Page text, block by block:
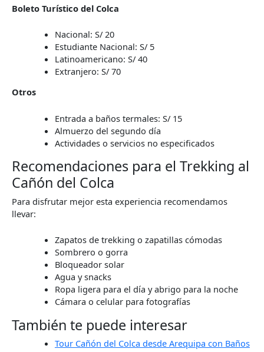
Boleto Turístico del Colca
Nacional: S/ 20
Estudiante Nacional: S/ 5
Latinoamericano: S/ 40
Extranjero: S/ 70
Otros
Entrada a baños termales: S/ 15
Almuerzo del segundo día
Actividades o servicios no especificados
Recomendaciones para el Trekking al
Cañón del Colca
Para disfrutar mejor esta experiencia recomendamos
llevar:
Zapatos de trekking o zapatillas cómodas
Sombrero o gorra
Bloqueador solar
Agua y snacks
Ropa ligera para el día y abrigo para la noche
Cámara o celular para fotografías
También te puede interesar
Tour Cañón del Colca desde Arequipa con Baños